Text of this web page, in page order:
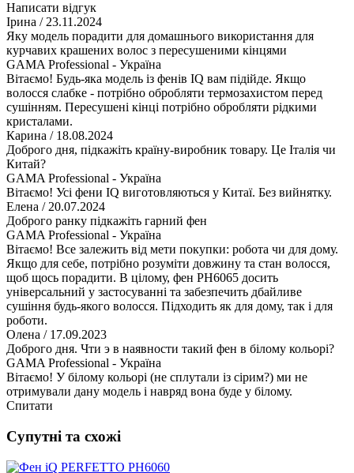
Написати відгук
Ірина / 23.11.2024
Яку модель порадити для домашнього використання для
курчавих крашених волос з пересушеними кінцями
GAMA Professional - Україна
Вітаємо! Будь-яка модель із фенів IQ вам підійде. Якщо
волосся слабке - потрібно обробляти термозахистом перед
сушінням. Пересушені кінці потрібно обробляти рідкими
кристалами.
Карина / 18.08.2024
Доброго дня, підкажіть країну-виробник товару. Це Італія чи
Китай?
GAMA Professional - Україна
Вітаємо! Усі фени IQ виготовляються у Китаї. Без вийнятку.
Елена / 20.07.2024
Доброго ранку підкажіть гарний фен
GAMA Professional - Україна
Вітаємо! Все залежить від мети покупки: робота чи для дому.
Якщо для себе, потрібно розуміти довжину та стан волосся,
щоб щось порадити. В цілому, фен PH6065 досить
універсальний у застосуванні та забезпечить дбайливе
сушіння будь-якого волосся. Підходить як для дому, так і для
роботи.
Олена / 17.09.2023
Доброго дня. Чти э в наявности такий фен в білому кольорі?
GAMA Professional - Україна
Вітаємо! У білому кольорі (не сплутали із сірим?) ми не
отримували дану модель і навряд вона буде у білому.
Спитати
Супутні та схожі